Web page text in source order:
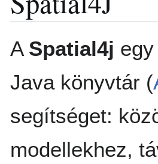
a
a
A Spatial4j
Java könyvtár (
segítséget:
modellekhez,